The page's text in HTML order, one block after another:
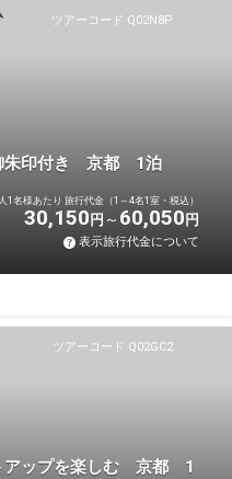
ツアーコード Q02N8P
朱印付き 京都 1泊
1名様あたり 旅行代金（1～4名1室・税込）
30,150 円 60,050 円
表示旅行代金について
ツアーコード Q02GC2
アップを楽しむ 京都 1